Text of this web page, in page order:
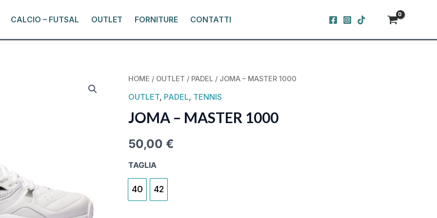
CALCIO – FUTSAL OUTLET FORNITURE CONTATTI
HOME / OUTLET / PADEL / JOMA – MASTER 1000
OUTLET, PADEL, TENNIS
JOMA – MASTER 1000
50,00 €
TAGLIA
40 42
JOMA
-
1000